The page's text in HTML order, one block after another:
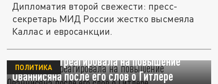
Дипломатия второй свежести: пресс-
секретарь МИД России жестко высмеяла
Каллас и евросанкции.
Захарова отреагировала на повышение
Ованнисяна после его слов о Гитлере
ПОЛИТИКА